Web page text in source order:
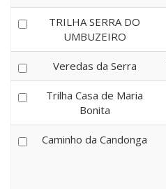
TRILHA SERRA DO
UMBUZEIRO
Veredas da Serra
Trilha Casa de Maria
Bonita
Caminho da Candonga